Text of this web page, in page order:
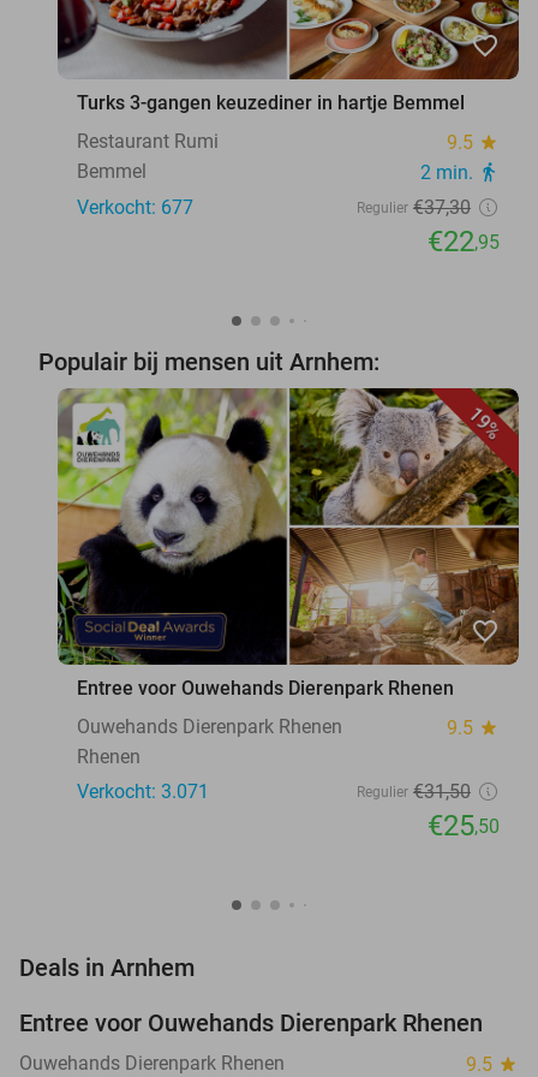
favorite_border
Turks 3-gangen keuzediner in hartje Bemmel
Restaurant Rumi
9.5 star
Bemmel 2 min. directions_walk
Verkocht: 677 Regulier €37,30
€22,95
Populair bij mensen uit Arnhem:
19%
favorite_border
Entree voor Ouwehands Dierenpark Rhenen
Ouwehands Dierenpark Rhenen
9.5 star
Rhenen
Verkocht: 3.071
Regulier €31,50
€25,50
Deals in Arnhem
19%
Entree voor Ouwehands Dierenpark Rhenen
Ouwehands Dierenpark Rhenen 9.5 star